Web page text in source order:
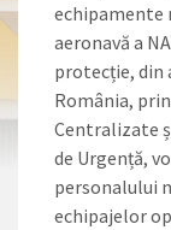
echipamente
aeronavă a
protecție, din
România,
Centralizate
de Urgență,
personalului
echipajelor